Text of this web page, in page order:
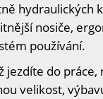
hydraulických
nosiče,
používání.
do práce,
velikost,